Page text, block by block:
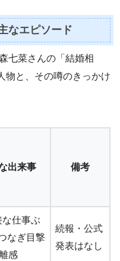
なエピソード
七菜さんの「結婚相
物と、その噂のきっかけ
出来事 備考
な仕事ぶ
なぎ目撃
感
続報・公式
発表はなし